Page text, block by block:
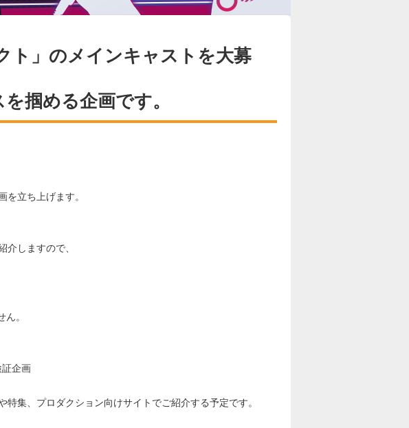
ト」のメインキャストを大募
掴める企画です。
立ち上げます。
しますので、
。
証企画
集、プロダクション向けサイトでご紹介する予定です。